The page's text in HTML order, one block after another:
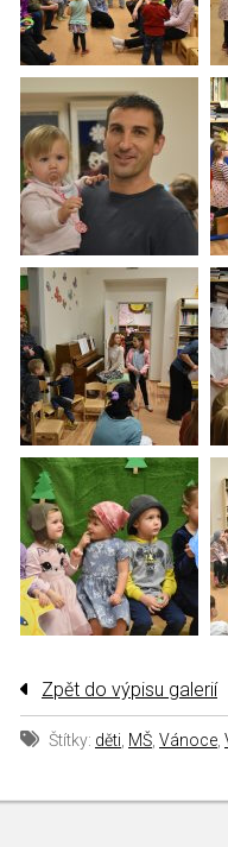
Zpět do výpisu galerií
Štítky: děti MŠ Vánoce